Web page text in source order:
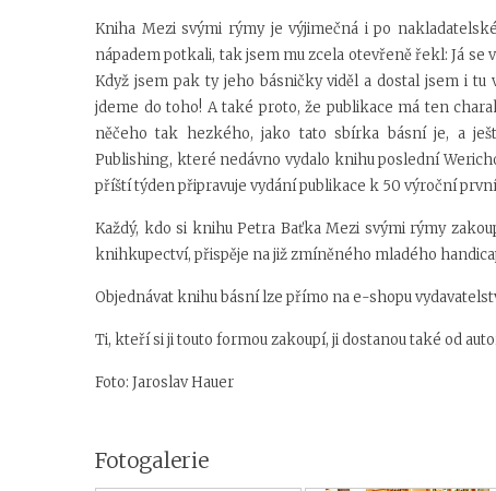
Kniha Mezi svými rýmy je výjimečná i po
nápadem potkali, tak jsem mu zcela otevřeně řekl: Já
Když jsem pak ty jeho básničky viděl a dostal jsem i
jdeme do toho! A také proto, že publikace má ten
něčeho tak hezkého, jako tato sbírka básní je, a
Publishing, které nedávno vydalo knihu poslední
příští týden připravuje vydání publikace k 50 výroční
Každý, kdo si knihu Petra Baťka Mezi svými rýmy
knihkupectví, přispěje na již zmíněného mladého
Objednávat knihu básní lze přímo na e-shopu
Ti, kteří si ji touto formou zakoupí, ji dostanou také od
Foto: Jaroslav Hauer
Fotogalerie